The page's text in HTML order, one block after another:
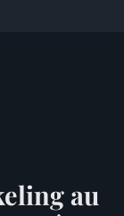
au